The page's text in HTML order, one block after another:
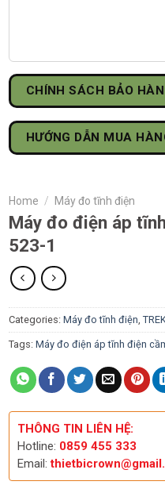
CHÍNH SÁCH BẢO
HƯỚNG DẪN MUA
Home / Máy đo tĩnh điện
Máy đo điện áp
523-1
Categories: Máy đo tĩnh điện,
Tags: Máy đo điện áp tĩnh điện
THÔNG TIN LIÊN HỆ:
Hotline: 0859 455 333
Email: